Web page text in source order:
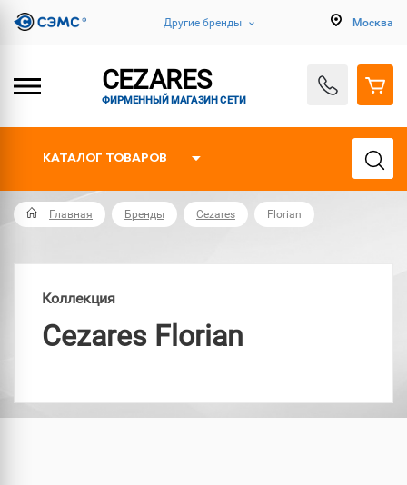
Другие бренды Москва
CEZARES
ФИРМЕННЫЙ МАГАЗИН СЕТИ
КАТАЛОГ ТОВАРОВ
Главная Бренды Cezares Florian
Коллекция
Cezares Florian